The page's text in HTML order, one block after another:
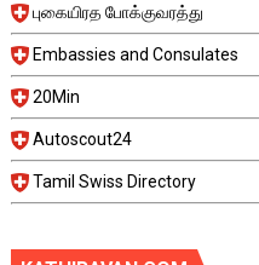
புகையிரத போக்குவரத்து
Embassies and Consulates
20Min
Autoscout24
Tamil Swiss Directory